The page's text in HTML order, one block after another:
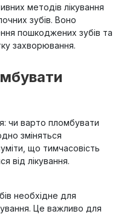
методів лікування
зубів. Воно
пошкоджених зубів та
захворювання.
чи варто пломбувати
зміняться
що тимчасовість
від лікування.
необхідне для
Це важливо для